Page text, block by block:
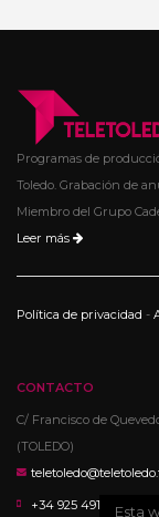
Programas de
Toledo. Grabación de
Miembro del Grupo
Leer más
Política de privacidad -
CONTACTO
C/ Francisco de
(TOLEDO)
+34 925 491 113Esta